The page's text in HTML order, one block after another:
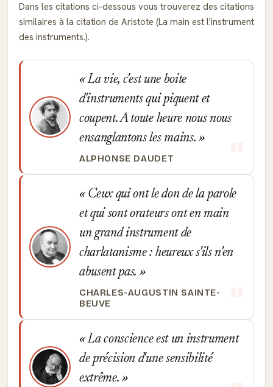
Dans les citations ci-dessous vous trouverez des citations
similaires à la citation de Aristote (La main est l'instrument
des instruments.).
La vie, c'est une boite
d'instruments qui piquent et
coupent. A toute heure nous nous
ensanglantons les mains.
ALPHONSE DAUDET
Ceux qui ont le don de la parole
et qui sont orateurs ont en main
un grand instrument de
charlatanisme : heureux s'ils n'en
abusent pas.
CHARLES-AUGUSTIN SAINTE-
BEUVE
La conscience est un instrument
de précision d'une sensibilité
extrême.